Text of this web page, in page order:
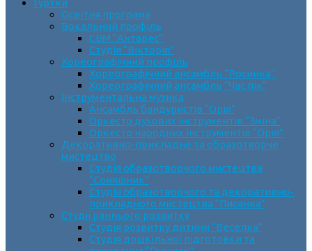
Освітня програма
Вокальний профіль
СВМ “Антарес”
Студія “Вікторія”
Хореографічний профіль
Хореографічний ансамбль “Росинка”
Хореографічний ансамбль “Час пік”
Інструментальна музика
Ансамбль бандуристів “Орія”
Оркестр духових інструментів “Зміна”
Оркестр народних інструментів “Орія”
Декоративно-прикладне та образотворче
мистецтво
Cтудія образотворчого мистецтва
“Соняшник”
Студія образотворчого та декоративно-
прикладного мистецтва “Писанка”
Студії раннього розвитку
Студія розвитку дитини “Веселка”
Студія дошкільної підготовки та